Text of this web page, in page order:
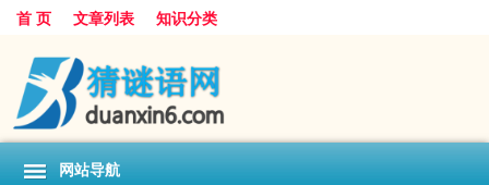
首 页 文章列表 知识分类
网站导航